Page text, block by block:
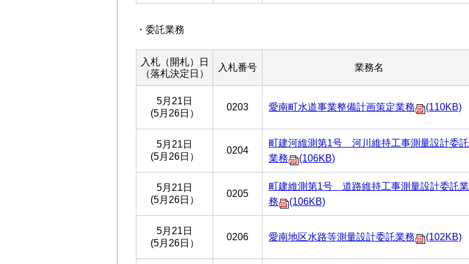
・委託業務
入札（開札）日
（落札決定日）
入札番号 業務名
5月21日
(5月26日）
0203 愛南町水道事業整備計画策定業務 (110KB)
5月21日
(5月26日）
0204
町建河維測第1号 河川維持工事測量設計委託
業務
(106KB)
5月21日
(5月26日）
0205
町建維測第1号 道路維持工事測量設計委託業
務
(106KB)
5月21日
(5月26日）
0206 愛南地区水路等測量設計委託業務 (102KB)